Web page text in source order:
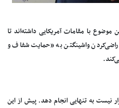
موضوع با مقامات آمریکایی داشته‌اند تا
واشینگتن به «حمایت شفاف و
نیست به تنهایی انجام دهد. پیش از این